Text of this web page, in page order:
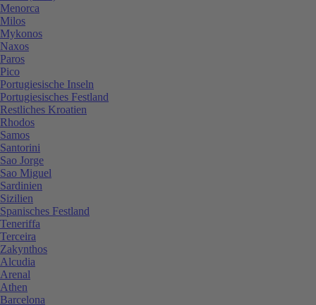
Menorca
Milos
Mykonos
Naxos
Paros
Pico
Portugiesische Inseln
Portugiesisches Festland
Restliches Kroatien
Rhodos
Samos
Santorini
Sao Jorge
Sao Miguel
Sardinien
Sizilien
Spanisches Festland
Teneriffa
Terceira
Zakynthos
Alcudia
Arenal
Athen
Barcelona